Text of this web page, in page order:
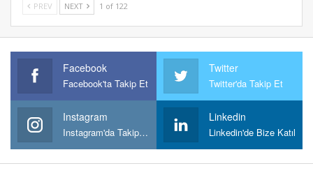
PREV NEXT 1 of 122
Facebook
Facebook'ta Takip Et
Twitter
Twitter'da Takip Et
Instagram
Instagram'da Takipt Et
Linkedin
Linkedin'de Bize Katıl